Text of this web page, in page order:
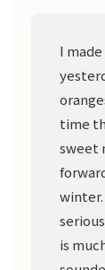
I
time
sweet
winter.
is